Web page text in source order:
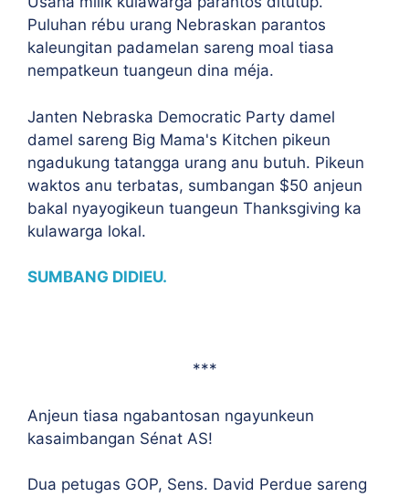
Puluhan rébu urang Nebraskan parantos
kaleungitan padamelan sareng moal tiasa
nempatkeun tuangeun dina méja.
Janten Nebraska Democratic Party damel
damel sareng Big Mama's Kitchen pikeun
ngadukung tatangga urang anu butuh. Pikeun
waktos anu terbatas, sumbangan $50 anjeun
bakal nyayogikeun tuangeun Thanksgiving ka
kulawarga lokal.
SUMBANG DIDIEU.
***
Anjeun tiasa ngabantosan ngayunkeun
kasaimbangan Sénat AS!
Dua petugas GOP, Sens. David Perdue sareng